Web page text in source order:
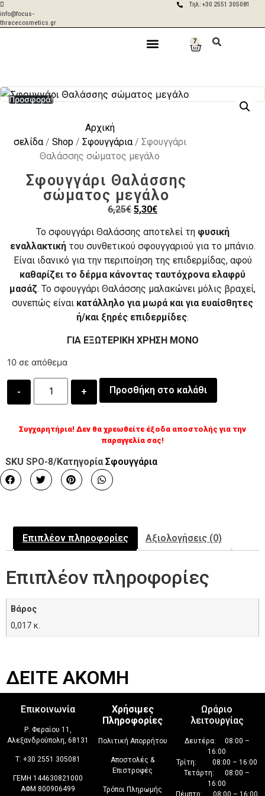
info@focus-
thracecosmetics.gr
άνω των 50€
Aποστολές σε 2-
Τηλ: +30 2551 305081
7
Προσφορά!
Αρχική
σελίδα/ Shop/ Σφουγγάρια/ Σφουγγάρι
Θαλάσσης σώματος μεγάλο
Σφουγγάρι Θαλάσσης
σώματος μεγάλο
6,25€ 5,30€
Το σφουγγάρι Θαλάσσης αποτελεί τη φυσική
εναλλακτικήτου συνθετικού σφουγγαριού για το μπάνιο.
Είναι ιδανικό για την περιποίηση της επιδερμίδας, αφού
καθαρίζει το δέρμα κάνοντας ταυτόχρονα ελαφρύ
μασάζ. Το σφουγγάρι Θαλάσσης μαλακώνει μόλις βραχεί,
συνεπώς είναι κατάλληλο για μωρά και για ευαίσθητες
ή/και ξηρές επιδερμίδες.
ΓΙΑ ΕΞΩΤΕΡΙΚΗ ΧΡΗΣΗ ΜΟΝΟ
10 σε απόθεμα
Προσθήκη στο καλάθι
Συγχαρητήρια! Δεν θα χρεωθείτε έξοδα αποστολής για την
παραγγελία σας!
SKU SPO-8/Κατηγορία Σφουγγάρια
Επιπλέον πληροφορίες Αξιολογήσεις (0)
Επιπλέον πληροφορίες
Βάρος
0,017 κ.
ΔΕΙΤΕ ΑΚΟΜΗ
Επικοινωνία
Ρ. Φεραίου 11,
Αλεξανδρούπολη, 68131
T:+30 2551 305081
ΓΕΜΗ 144630821000
ΑΦΜ 800906499
Χρήσιμες
Πληροφορίες
Πολιτική Απορρήτου
Αποστολές &
Επιστροφές
Τρόποι Πληρωμής
Ωράριο
λειτουργίας
Δευτέρα: 08:00 –
16:00
Τρίτη: 08:00 – 16:00
Τετάρτη: 08:00 –
16:00
Πέμπτη: 08:00 – 16:00